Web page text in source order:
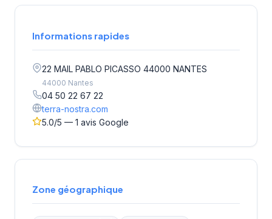
Informations rapides
22 MAIL PABLO PICASSO 44000 NANTES
44000 Nantes
04 50 22 67 22
terra-nostra.com
5.0/5 — 1 avis Google
Zone géographique